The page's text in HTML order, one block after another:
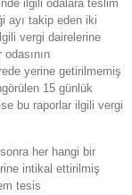
ilgili odalara teslim
ayı takip eden iki
vergi dairelerine
yerine getirilmemiş
15 günlük
bu raporlar ilgili vergi
her hangi bir
intikal ettirilmiş
tesis